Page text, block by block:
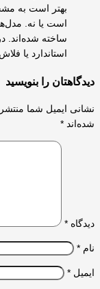
است یا نه.
استاندارد یا
دیدگاهتان را بنویسید
نشانی ایمیل شما
شده‌اند *
دیدگاه *
نام *
ایمیل *